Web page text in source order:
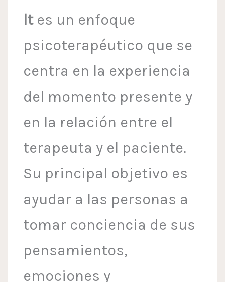
ltes un enfoque
psicoterapéutico que se
centra en la experiencia
del momento presente y
en la relación entre el
terapeuta y el paciente.
Su principal objetivo es
ayudar a las personas a
tomar conciencia de sus
pensamientos,
emociones y